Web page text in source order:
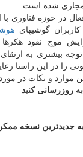
مجازی شده است.
در حوزه فناوری با
موج نفوذ هكرها
بیشتری به
را در این راستا
موارد و نكات در
روزرسانی كنید
نسخه ممكن